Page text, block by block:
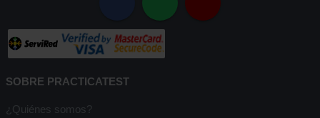
SOBRE PRACTICATEST
¿Quiénes somos?